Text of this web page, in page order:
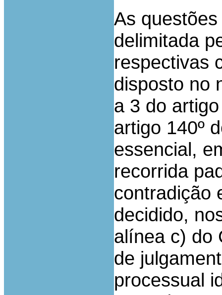
As
delimitada
respectivas
disposto no
a 3 do
artigo 140º
essencial,
recorrida
contradição
decidido,
alínea c) do
de
processual